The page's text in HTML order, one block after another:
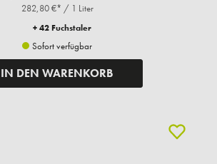
282,80 €* / 1 Liter
+ 42 Fuchstaler
Sofort verfügbar
IN DEN WARENKORB